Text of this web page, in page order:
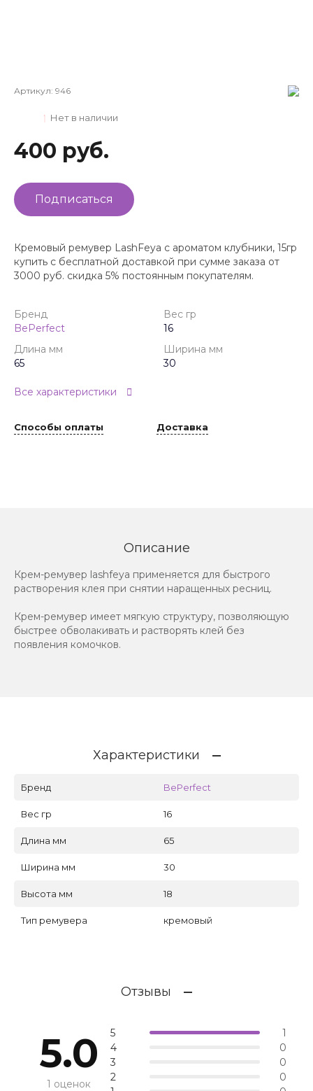
Артикул: 946
Нет в наличии
400 руб.
Подписаться
Кремовый ремувер LashFeya с ароматом клубники, 15гр
купить с бесплатной доставкой при сумме заказа от
3000 руб. скидка 5% постоянным покупателям.
Бренд
BePerfect
Вес гр
16
Длина мм
65
Ширина мм
30
Все характеристики
Способы оплаты Доставка
Описание
Крем-ремувер lashfeya применяется для быстрого
растворения клея при снятии наращенных ресниц.
Крем-ремувер имеет мягкую структуру, позволяющую
быстрее обволакивать и растворять клей без
появления комочков.
Характеристики
Бренд BePerfect
Вес гр 16
Длина мм 65
Ширина мм 30
Высота мм 18
Тип ремувера кремовый
Отзывы
5.0
1 оценок
5
1
4
0
3
0
2
0